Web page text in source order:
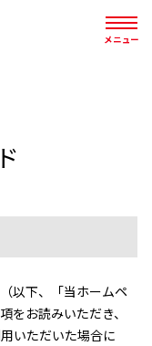
メニュー
以下、「当ホームペ
をお読みいただき、
いただいた場合に